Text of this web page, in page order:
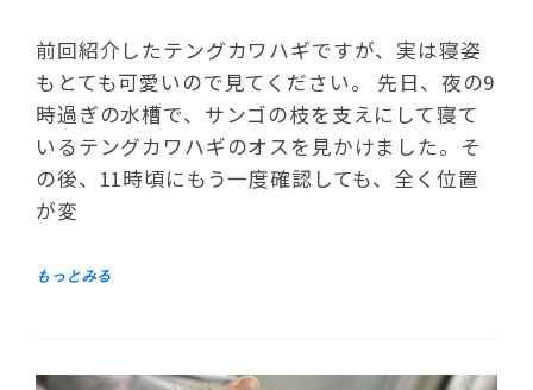
前回紹介したテングカワハギですが、実は寝姿
もとても可愛いので見てください。 先日、夜の9
時過ぎの水槽で、サンゴの枝を支えにして寝て
いるテングカワハギのオスを見かけました。そ
の後、11時頃にもう一度確認しても、全く位置
が変